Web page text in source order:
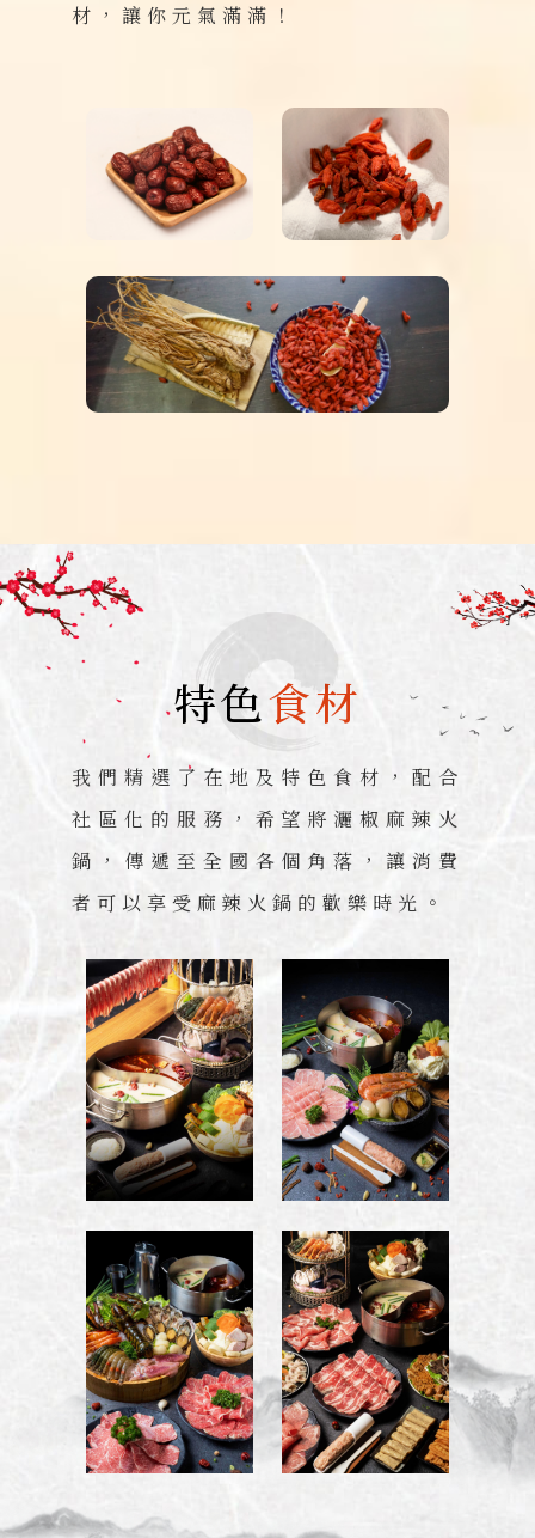
材，讓你元氣滿滿！
特色食材
我們精選了在地及特色食材，配合
社區化的服務，希望將灑椒麻辣火
鍋，傳遞至全國各個角落，讓消費
者可以享受麻辣火鍋的歡樂時光。